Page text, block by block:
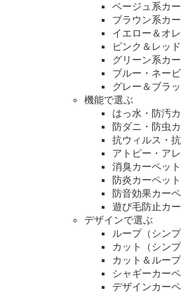
ベージュ系カ
ブラウン系カ
イエロー＆オ
ピンク＆レッ
グリーン系カ
ブルー・ネー
グレー＆ブラ
機能で選ぶ
はっ水・防汚
防ダニ・防虫
抗ウィルス・
アトピー・ア
消臭カーペット
防炎カーペット
防音効果カー
遊び毛防止カ
デザインで選ぶ
ループ（シン
カット（シン
カット＆ルー
シャギーカー
デザインカー